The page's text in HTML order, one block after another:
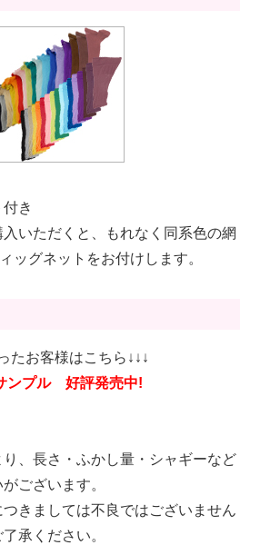
き
いただくと、もれなく同系色の網
ッグネットをお付けします。
たお客様はこちら↓↓↓
ンプル 好評発売中!
、長さ・ふかし量・シャギーなど
ございます。
きましては不良ではございません
承ください。